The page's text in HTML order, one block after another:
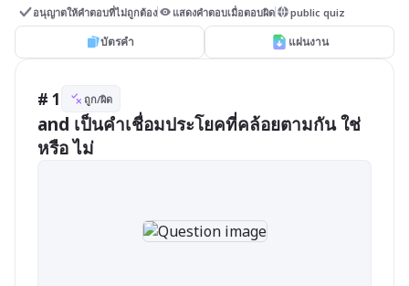
อนุญาตให้คำตอบที่ไม่ถูกต้อง แสดงคำตอบเมื่อตอบผิด public quiz
บัตรคำ แผ่นงาน
# 1 ถูก/ผิด
and เป็นคำเชื่อมประโยคที่คล้อยตามกัน ใช่
หรือ ไม่